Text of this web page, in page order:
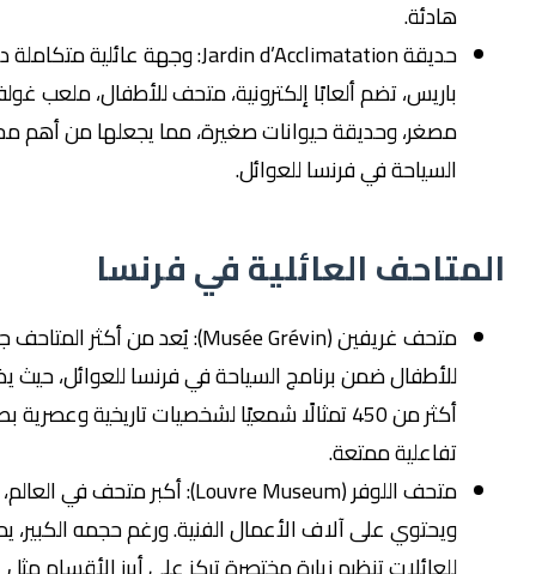
حديقة Jardin d’Acclimatation: وجهة عائلية متكاملة داخل
باريس، تضم ألعابًا إلكترونية، متحف للأطفال، ملعب غولف
مصغر، وحديقة حيوانات صغيرة، مما يجعلها من أهم محطات
السياحة في فرنسا للعوائل.
العائلية في فرنسا
متحف غريفين (Musée Grévin): يُعد من أكثر المتاحف جذبًا
للأطفال ضمن برنامج السياحة في فرنسا للعوائل، حيث يضم
أكثر من 450 تمثالًا شمعيًا لشخصيات تاريخية وعصرية بطريقة
تفاعلية ممتعة.
متحف اللوفر (Louvre Museum): أكبر متحف في العالم،
ويحتوي على آلاف الأعمال الفنية. ورغم حجمه الكبير، يمكن